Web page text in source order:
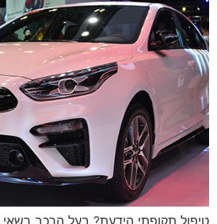
טיפול תקופתי הידעת? בעל הרכב